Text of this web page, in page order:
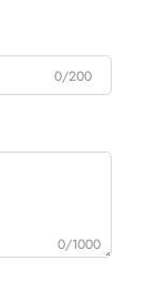
0/200
0/1000